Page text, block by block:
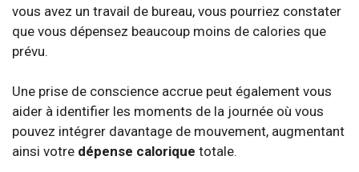
vous avez un travail de bureau, vous pourriez constater
que vous dépensez beaucoup moins de calories que
prévu.
Une prise de conscience accrue peut également vous
aider à identifier les moments de la journée où vous
pouvez intégrer davantage de mouvement, augmentant
ainsi votre dépense calorique totale.